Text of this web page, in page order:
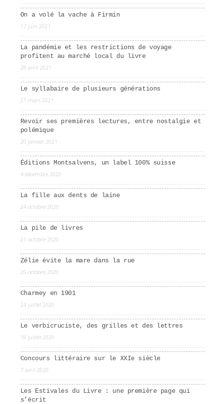
On a volé la vache à Firmin
17 juin 2021
La pandémie et les restrictions de voyage
profitent au marché local du livre
28 avril 2021
Le syllabaire de plusieurs générations
21 mars 2021
Revoir ses premières lectures, entre nostalgie et
polémique
20 janvier 2021
Éditions Montsalvens, un label 100% suisse
4 décembre 2020
La fille aux dents de laine
24 octobre 2020
La pile de livres
21 octobre 2020
Zélie évite la mare dans la rue
20 octobre 2020
Charmey en 1901
24 juillet 2020
Le verbicruciste, des grilles et des lettres
18 juillet 2020
Concours littéraire sur le XXIe siècle
7 avril 2020
Les Estivales du Livre : une première page qui
s’écrit